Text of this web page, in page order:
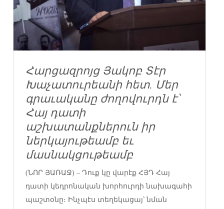
Հարցազրոյց Յակոբ Տէր
Խաչատուրեանի հետ. Մեր
գրաւականը ժողովուրդն է՝
Հայ դատի
աշխատանքներուն իր
ներկայութեամբ եւ
մասնակցութեամբ
(ՆՈՐ ՅԱՌԱՋ) – Դուք կը վարէք ՀՅԴ Հայ
դատի կեդրոնական խորհուրդի նախագահի
պաշտօնը։ Ինչպէս տեղեկացայ՝ նման